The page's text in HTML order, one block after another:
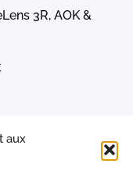
aux
3R, AOK &